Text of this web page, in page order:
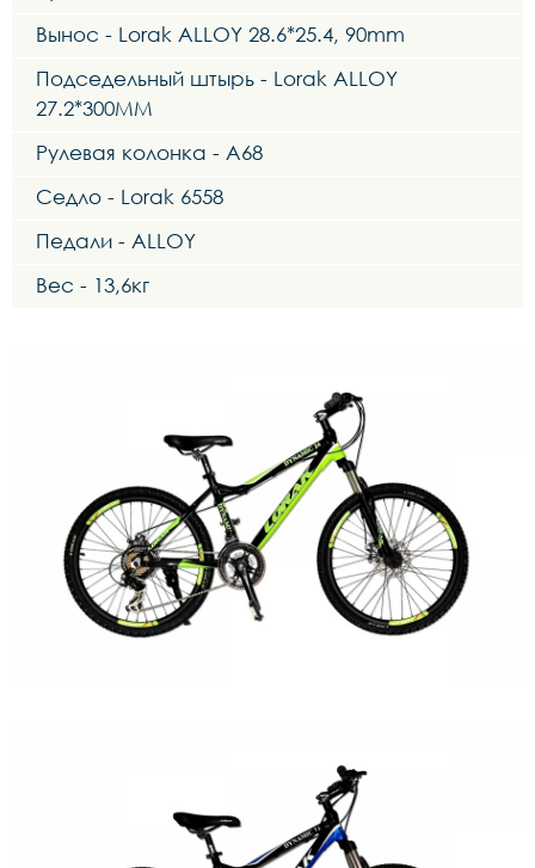
Вынос - Lorak ALLOY 28.6*25.4, 90mm
Подседельный штырь - Lorak ALLOY
27.2*300MM
Рулевая колонка - A68
Седло - Lorak 6558
Педали - ALLOY
Вес - 13,6кг